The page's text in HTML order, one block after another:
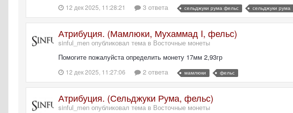
12 дек 2025, 11:28:21 3 ответа сельджуки рума фельс сельджуки рума
Атрибуция. (Мамлюки, Мухаммад I, фельс)
sinful_men опубликовал тема в Восточные монеты
Помогите пожалуйста определить монету 17мм 2,93гр
12 дек 2025, 11:27:06 2 ответа мамлюки фельс
Атрибуция. (Сельджуки Рума, фельс)
sinful_men опубликовал тема в Восточные монеты